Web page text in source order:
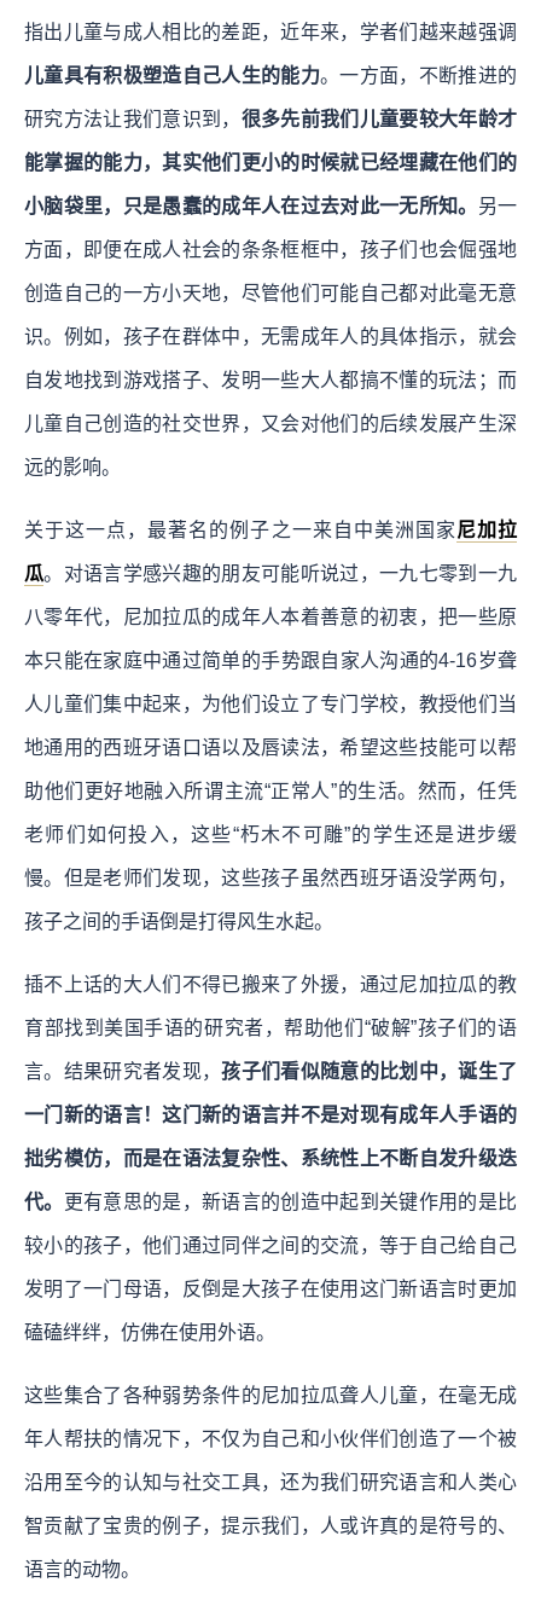
指出儿童与成人相比的差距，近年来，学者们越来越强调
儿童具有积极塑造自己人生的能力。一方面，不断推进的
研究方法让我们意识到， 很多先前我们儿童要较大年龄才
能掌握的能力，其实他们更小的时候就已经埋藏在他们的
小脑袋里，只是愚蠢的成年人在过去对此一无所知。 另一
方面，即便在成人社会的条条框框中，孩子们也会倔强地
创造自己的一方小天地，尽管他们可能自己都对此毫无意
识。例如，孩子在群体中，无需成年人的具体指示，就会
自发地找到游戏搭子、发明一些大人都搞不懂的玩法；而
儿童自己创造的社交世界，又会对他们的后续发展产生深
远的影响。
关于这一点，最著名的例子之一来自中美洲国家尼加拉
瓜。对语言学感兴趣的朋友可能听说过，一九七零到一九
八零年代，尼加拉瓜的成年人本着善意的初衷，把一些原
本只能在家庭中通过简单的手势跟自家人沟通的4-16岁聋
人儿童们集中起来，为他们设立了专门学校，教授他们当
地通用的西班牙语口语以及唇读法，希望这些技能可以帮
助他们更好地融入所谓主流“正常人”的生活。然而，任凭
老师们如何投入，这些“朽木不可雕”的学生还是进步缓
慢。但是老师们发现，这些孩子虽然西班牙语没学两句，
孩子之间的手语倒是打得风生水起。
插不上话的大人们不得已搬来了外援，通过尼加拉瓜的教
育部找到美国手语的研究者，帮助他们“破解”孩子们的语
言。结果研究者发现，孩子们看似随意的比划中，诞生了
一门新的语言！这门新的语言并不是对现有成年人手语的
拙劣模仿，而是在语法复杂性、系统性上不断自发升级迭
代。 更有意思的是，新语言的创造中起到关键作用的是比
较小的孩子，他们通过同伴之间的交流，等于自己给自己
发明了一门母语，反倒是大孩子在使用这门新语言时更加
磕磕绊绊，仿佛在使用外语。
这些集合了各种弱势条件的尼加拉瓜聋人儿童，在毫无成
年人帮扶的情况下，不仅为自己和小伙伴们创造了一个被
沿用至今的认知与社交工具，还为我们研究语言和人类心
智贡献了宝贵的例子，提示我们，人或许真的是符号的、
语言的动物。